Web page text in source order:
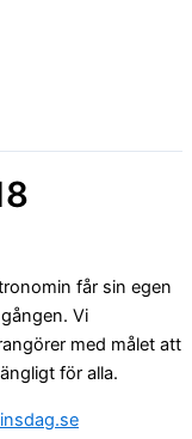
får sin egen
Vi
med målet att
för alla.